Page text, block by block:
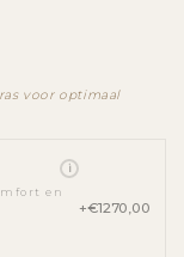
voor optimaal
i
en
+€1270,00